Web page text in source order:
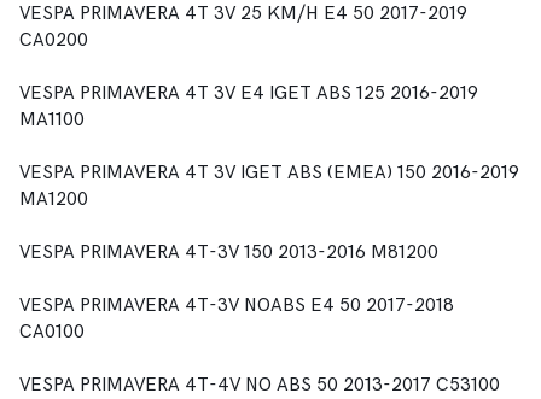
VESPA PRIMAVERA 4T 3V 25 KM/H E4 50 2017-2019
CA0200
VESPA PRIMAVERA 4T 3V E4 IGET ABS 125 2016-2019
MA1100
VESPA PRIMAVERA 4T 3V IGET ABS (EMEA) 150 2016-2019
MA1200
VESPA PRIMAVERA 4T-3V 150 2013-2016 M81200
VESPA PRIMAVERA 4T-3V NOABS E4 50 2017-2018
CA0100
VESPA PRIMAVERA 4T-4V NO ABS 50 2013-2017 C53100